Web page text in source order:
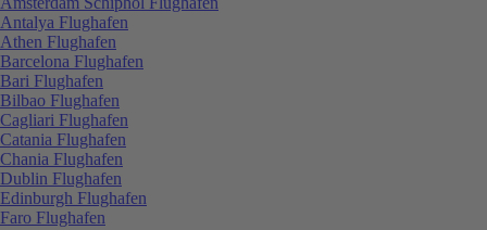
Antalya Flughafen
Athen Flughafen
Barcelona Flughafen
Bari Flughafen
Bilbao Flughafen
Cagliari Flughafen
Catania Flughafen
Chania Flughafen
Dublin Flughafen
Edinburgh Flughafen
Faro Flughafen